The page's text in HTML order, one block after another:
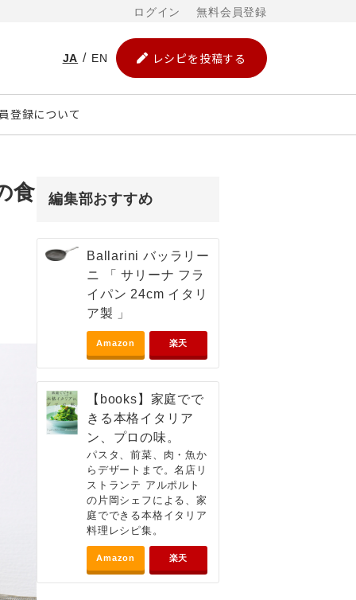
ログイン 無料会員登録
JA EN レシピを投稿する
登録について
食 編集部おすすめ
Ballarini バッラリー
ニ 「 サリーナ フラ
イパン 24cm イタリ
ア製 」
Amazon 楽天
【books】家庭でで
きる本格イタリア
ン、プロの味。
パスタ、前菜、肉・魚か
らデザートまで。名店リ
ストランテ アルポルト
の片岡シェフによる、家
庭でできる本格イタリア
料理レシピ集。
Amazon 楽天